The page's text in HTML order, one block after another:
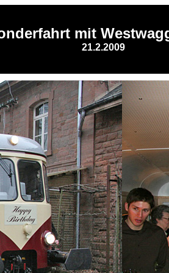
mit
21.2.2009